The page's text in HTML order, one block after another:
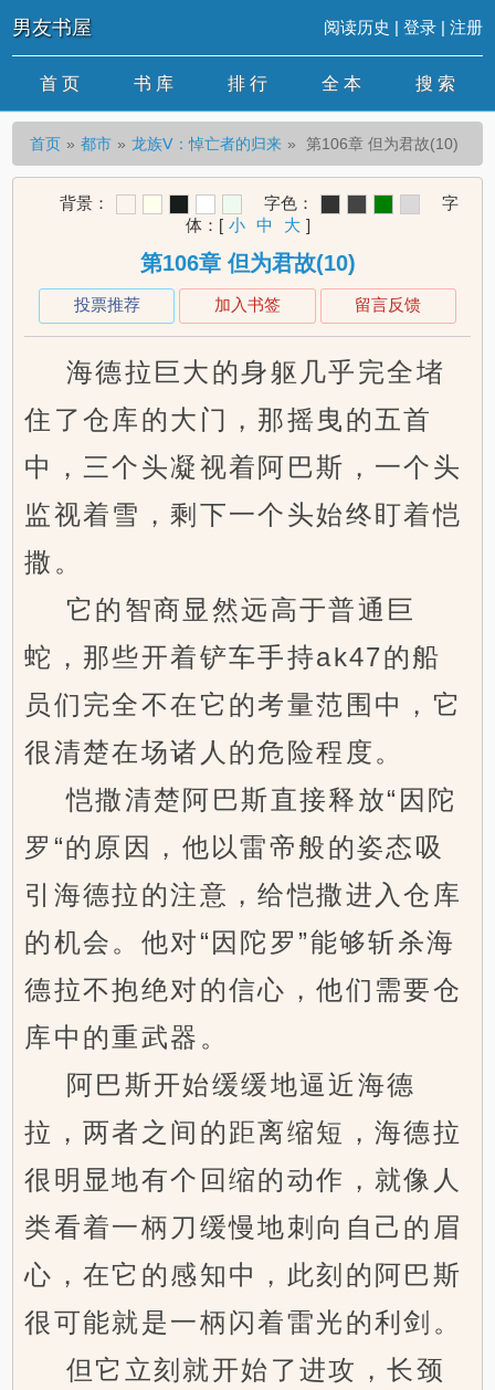
男友书屋 阅读历史 | 登录| 注册
首 页 书 库 排 行 全 本 搜 索
首页 都市 龙族Ⅴ：悼亡者的归来 第106章 但为君故(10)
背景： 字色：
字
体： [ 小 中 大 ]
第106章 但为君故(10)
投票推荐 加入书签 留言反馈
海德拉巨大的身躯几乎完全堵
住了仓库的大门，那摇曳的五首
中，三个头凝视着阿巴斯，一个头
监视着雪，剩下一个头始终盯着恺
撒。
它的智商显然远高于普通巨
蛇，那些开着铲车手持ak47的船
员们完全不在它的考量范围中，它
很清楚在场诸人的危险程度。
恺撒清楚阿巴斯直接释放“因陀
罗“的原因，他以雷帝般的姿态吸
引海德拉的注意，给恺撒进入仓库
的机会。他对“因陀罗”能够斩杀海
德拉不抱绝对的信心，他们需要仓
库中的重武器。
阿巴斯开始缓缓地逼近海德
拉，两者之间的距离缩短，海德拉
很明显地有个回缩的动作，就像人
类看着一柄刀缓慢地刺向自己的眉
心，在它的感知中，此刻的阿巴斯
很可能就是一柄闪着雷光的利剑。
但它立刻就开始了进攻，长颈